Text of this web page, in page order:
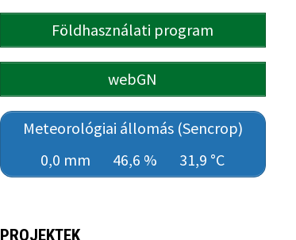
Földhasználati program
webGN
Meteorológiai állomás (Sencrop)
0,0 mm
46,6 % 31,9 °C
PROJEKTEK